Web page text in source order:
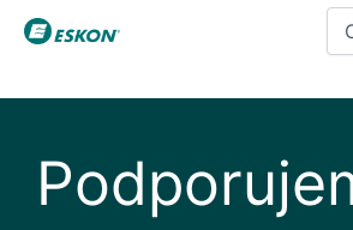
Přeskočit